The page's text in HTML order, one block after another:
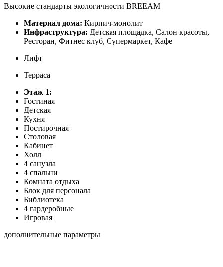
Высокие стандарты экологичности BREEAM
Материал дома: Кирпич-монолит
Инфраструктура: Детская площадка, Салон красоты,
Ресторан, Фитнес клуб, Супермаркет, Кафе
Лифт
Терраса
Этаж 1:
Гостиная
Детская
Кухня
Постирочная
Столовая
Кабинет
Холл
4 санузла
4 спальни
Комната отдыха
Блок для персонала
Библиотека
4 гардеробные
Игровая
дополнительные параметры